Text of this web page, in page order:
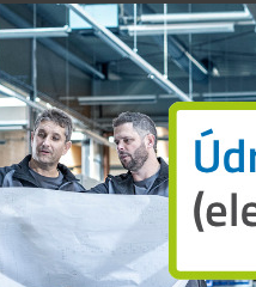
kampusu Jihočeské
a
je v současné době
parku
fungovat, je nutné
rozvoj inovačních firem a
rozvíjení nových oborů,
regionu, zvýšit